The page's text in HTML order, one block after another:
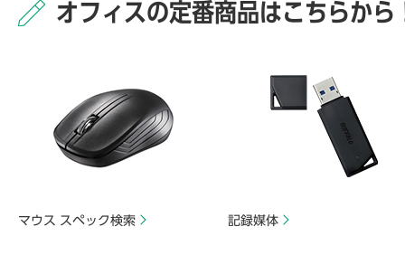
オフィスの定番商品はこちらから
マウス スペック検索 記録媒体